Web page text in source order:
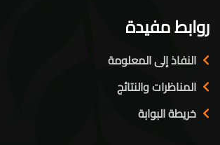
روابط مفيدة
النفاذ إلى المعلومة
المناظرات والنتائج
خريطة البوابة